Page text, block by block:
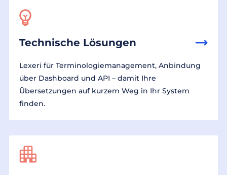
Technische Lösungen
Lexeri für Terminologiemanagement, Anbindung
über Dashboard und API – damit Ihre
Übersetzungen auf kurzem Weg in Ihr System
finden.